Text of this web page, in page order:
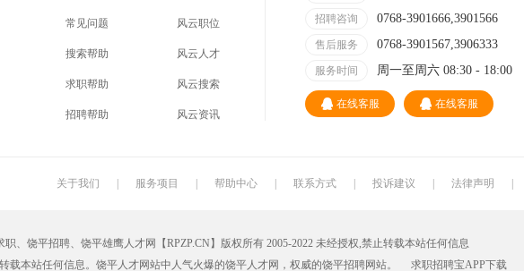
操作工 晒版工 叉车工 修理工
锣工 装修工
磨工 铣工
员 线切割 铸造工 跟车送货员 组长
常见问题
搜索帮助
求职帮助
招聘帮助
风云职位
风云人才
风云搜索
风云资讯
招聘咨询 0768-3901666,3901566
售后服务 0768-3901567,3906333
服务时间 周一至周六 08:30 - 18:00
在线客服 在线客服
关于我们 服务项目 帮助中心 联系方式 投诉建议 法律声明
、饶平招聘、饶平雄鹰人才网【RPZP.CN】版权所有 2005-2022 未经授权,禁止转载本站任何信息
载本站任何信息。饶平人才网站中人气火爆的饶平人才网，权威的饶平招聘网站。 求职招聘宝APP下载